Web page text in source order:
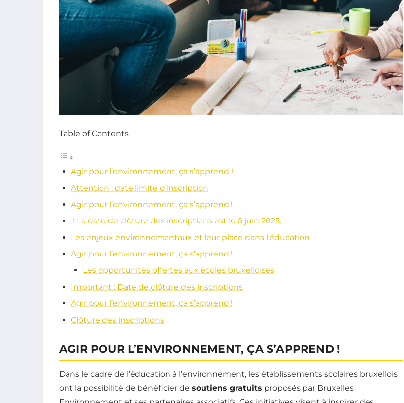
Table of Contents
Agir pour l’environnement, ça s’apprend !
Attention : date limite d’inscription
Agir pour l’environnement, ça s’apprend !
! La date de clôture des inscriptions est le 6 juin 2025.
Les enjeux environnementaux et leur place dans l’éducation
Agir pour l’environnement, ça s’apprend !
Les opportunités offertes aux écoles bruxelloises
Important : Date de clôture des inscriptions
Agir pour l’environnement, ça s’apprend !
Clôture des inscriptions
AGIR POUR L’ENVIRONNEMENT, ÇA S’APPREND !
Dans le cadre de l’éducation à l’environnement, les établissements scolaires bruxellois
ont la possibilité de bénéficier de soutiens gratuits proposés par Bruxelles